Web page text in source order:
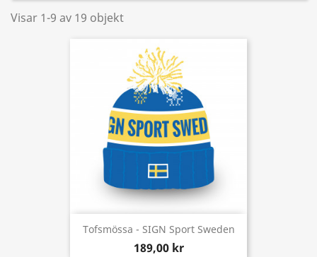
Visar 1-9 av 19 objekt
Tofsmössa - SIGN Sport Sweden
189,00 kr